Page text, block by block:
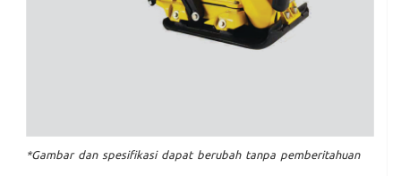
*Gambar dan spesifikasi dapat berubah tanpa pemberitahuan